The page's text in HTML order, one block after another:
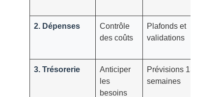
2. Dépenses
Contrôle
des coûts
Plafonds et
validations
3. Trésorerie
Anticiper
les
besoins
Prévisions 13
semaines